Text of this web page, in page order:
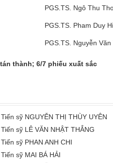
PGS.TS. Ngô Thu
PGS.TS. Pham Duy
PGS.TS. Nguyễn
thành; 6/7 phiếu xuất sắc
sỹ NGUYỄN THỊ THÙY UYÊN
sỹ LÊ VĂN NHẬT THẮNG
sỹ PHAN ANH CHI
sỹ MAI BÁ HẢI